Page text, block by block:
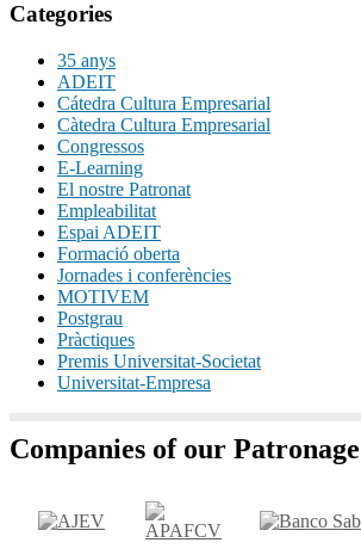
Categories
35 anys
ADEIT
Cátedra Cultura Empresarial
Càtedra Cultura Empresarial
Congressos
E-Learning
El nostre Patronat
Empleabilitat
Espai ADEIT
Formació oberta
Jornades i conferències
MOTIVEM
Postgrau
Pràctiques
Premis Universitat-Societat
Universitat-Empresa
Companies of our Patronage